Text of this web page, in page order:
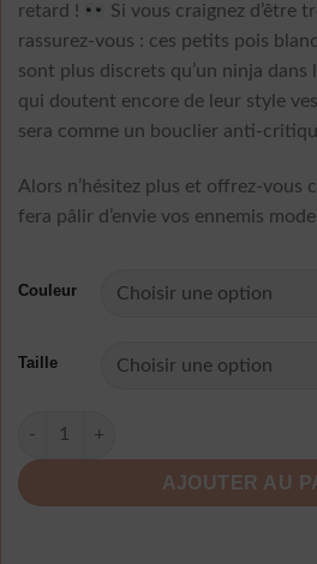
retard !
Si vous craignez d’être
rassurez-vous : ces petits pois
sont plus discrets qu’un ninja
qui doutent encore de leur style
sera comme un bouclier anti-
Alors n’hésitez plus et offrez-vous
fera pâlir d’envie vos ennemis
Couleur
Taille
quantité de Robe À Pois Bleu
AJOUTER AU